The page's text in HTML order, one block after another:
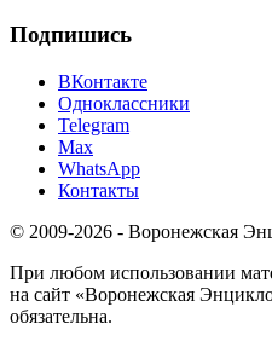
Подпишись
ВКонтакте
Одноклассники
Telegram
Max
WhatsApp
Контакты
© 2009-2026 - Воронежская
При любом использовании
на сайт «Воронежская
обязательна.